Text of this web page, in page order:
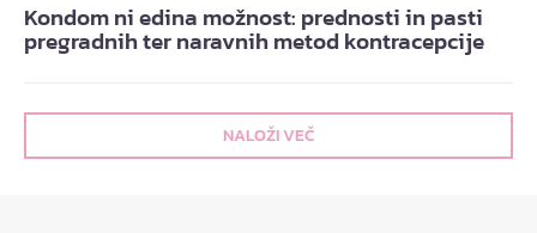
Kondom ni edina možnost: prednosti in pasti
pregradnih ter naravnih metod kontracepcije
NALOŽI VEČ